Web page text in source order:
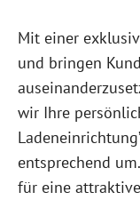
Mit einer
und bringen
wir Ihre
entsprechend
für eine